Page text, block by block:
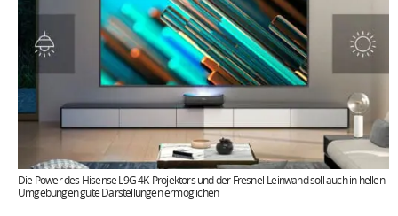
Die Power des Hisense L9G 4K-Projektors und der Fresnel-Leinwand soll auch in hellen
Umgebungen gute Darstellungen ermöglichen